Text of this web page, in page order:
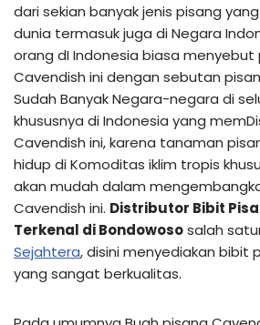
dari sekian banyak jenis pisang
dunia termasuk juga di Negara
orang dI Indonesia biasa menyebut
Cavendish ini dengan sebutan
Sudah Banyak Negara-negara di
khususnya di Indonesia yang
Cavendish ini, karena tanaman
hidup di Komoditas iklim tropis
akan mudah dalam
Cavendish ini. Distributor Bibit
Terkenal di Bondowososalah
Sejahtera, disini menyediakan bibit
yang sangat berkualitas.